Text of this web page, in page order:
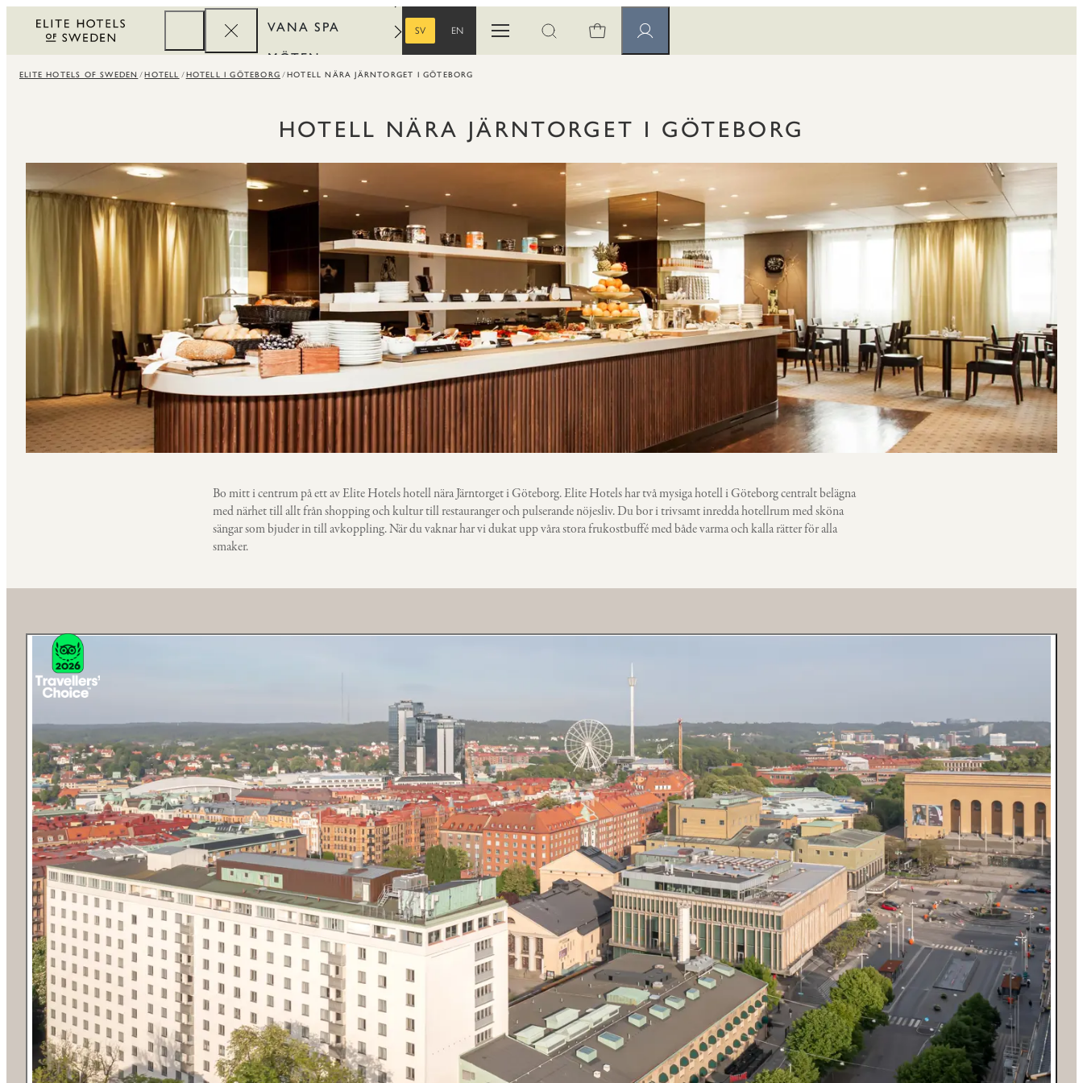
VANA SPA
MÖTEN
REWARDS
SV
EN
Öppna menynÖppna sök Medlemssidor
ELITE HOTELS OF SWEDEN HOTELL HOTELL I GÖTEBORG HOTELL NÄRA JÄRNTORGET I GÖTEBORG
HOTELL NÄRA JÄRNTORGET I GÖTEBORG
Bo mitt i centrum på ett av Elite Hotels hotell nära Järntorget i Göteborg. Elite Hotels har två mysiga hotell i Göteborg centralt belägna
med närhet till allt från shopping och kultur till restauranger och pulserande nöjesliv. Du bor i trivsamt inredda hotellrum med sköna
sängar som bjuder in till avkoppling. När du vaknar har vi dukat upp våra stora frukostbuffé med både varma och kalla rätter för alla
smaker.